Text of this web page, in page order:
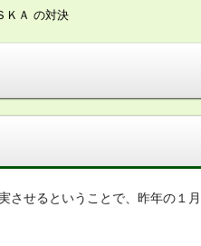
させるということで、昨年の１
ＫＡ の対決